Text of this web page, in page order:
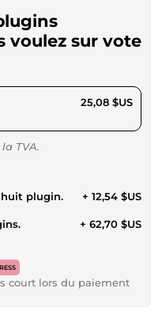
voulez sur vote
25,08 $US
TVA.
Si vous avez entre quatre et huit plugin. + 12,54 $US
+ 62,70 $US
court lors du paiement